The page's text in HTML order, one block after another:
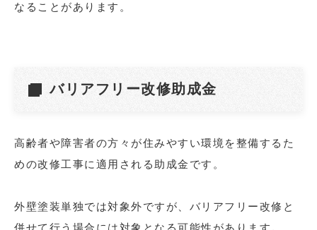
なることがあります。
バリアフリー改修助成金
高齢者や障害者の方々が住みやすい環境を整備するた
めの改修工事に適用される助成金です。
外壁塗装単独では対象外ですが、バリアフリー改修と
併せて行う場合には対象となる可能性があります。